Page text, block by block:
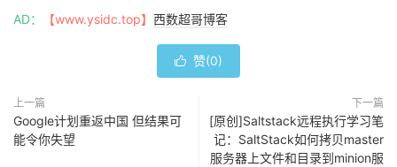
AD： 【www.ysidc.top】 西数超哥博客
 赞(0)
上一篇
Google计划重返中国 但结果可
能令你失望
下一篇
[原创]Saltstack远程执行学习笔
记：SaltStack如何拷贝master
服务器上文件和目录到minion服